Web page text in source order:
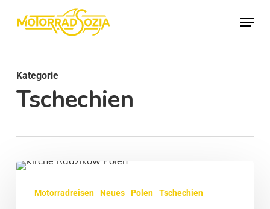
Menu
Kategorie
Tschechien
Von
Swinemünde
Motorradreisen Neues Polen Tschechien